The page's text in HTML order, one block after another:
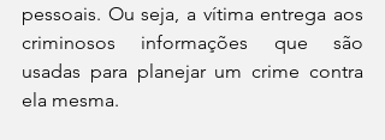
pessoais. Ou seja, a vítima entrega aos
criminosos informações que são
usadas para planejar um crime contra
ela mesma.